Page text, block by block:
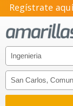
Regístrate